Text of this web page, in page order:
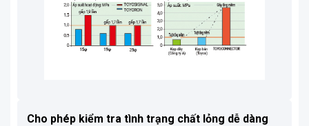
Cho phép kiểm tra tình trạng chất lỏng dễ dàng